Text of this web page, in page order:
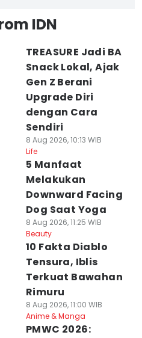
IDN
TREASURE Jadi BA
Snack Lokal, Ajak
Gen Z Berani
Upgrade Diri
dengan Cara
Sendiri
8 Aug 2026, 10:13 WIB
Life
5 Manfaat
Melakukan
Downward Facing
Dog Saat Yoga
8 Aug 2026, 11:25 WIB
Beauty
10 Fakta Diablo
Tensura, Iblis
Terkuat Bawahan
Rimuru
8 Aug 2026, 11:00 WIB
Anime & Manga
PMWC 2026: